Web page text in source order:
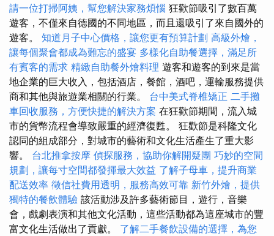
請一位打掃阿姨，幫您解決家務煩惱 狂歡節吸引了數百萬
遊客，不僅來自德國的不同地區，而且還吸引了來自國外的
遊客。 知道月子中心價格，讓您更有預算計劃 高級外燴，
讓每個聚會都成為難忘的盛宴 多樣化自助餐選擇，滿足所
有賓客的需求 精緻自助餐外燴料理 遊客和遊客的到來是當
地企業的巨大收入，包括酒店，餐館，酒吧，運輸服務提供
商和其他與旅遊業相關的行業。 台中美式脊椎矯正 二手攤
車回收服務，方便快捷的解決方案 在狂歡節期間，流入城
市的貨幣流程會導致嚴重的經濟復甦。 狂歡節是科隆文化
認同的組成部分，對城市的藝術和文化生活產生了重大影
響。 台北推拿按摩 偵探服務，協助你解開疑團 巧妙的空間
規劃，讓每寸空間都發揮最大效益 了解子母車，提升商業
配送效率 徵信社費用透明，服務高效可靠 新竹外燴，提供
獨特的餐飲體驗 該活動涉及許多藝術節目，遊行，音樂
會，戲劇表演和其他文化活動，這些活動都為這座城市的豐
富文化生活做出了貢獻。 了解二手餐飲設備的選擇，為您